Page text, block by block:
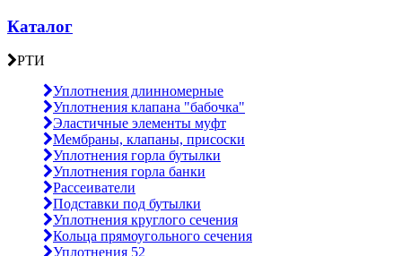
Каталог
РТИ
Уплотнения длинномерные
Уплотнения клапана "бабочка"
Эластичные элементы муфт
Мембраны, клапаны, присоски
Уплотнения горла бутылки
Уплотнения горла банки
Рассеиватели
Подставки под бутылки
Уплотнения круглого сечения
Кольца прямоугольного сечения
Уплотнения 52